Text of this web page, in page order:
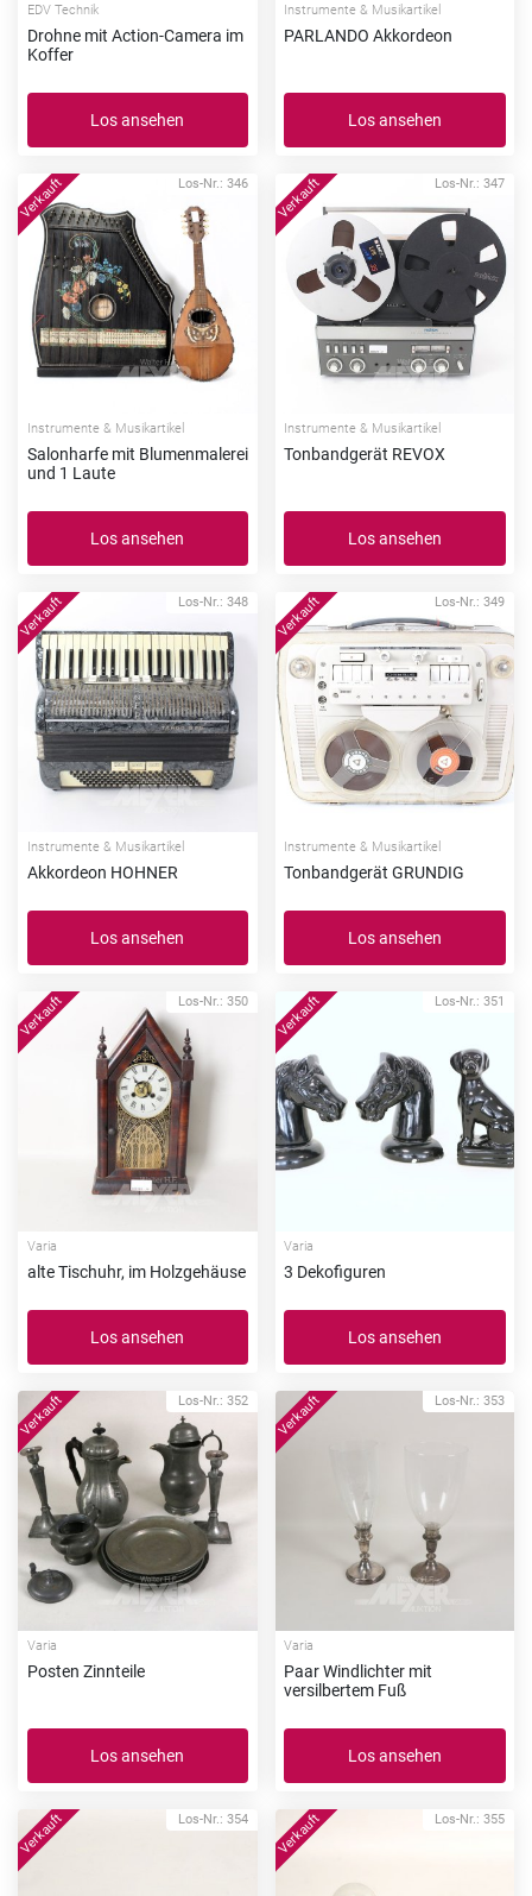
EDV Technik
Drohne mit Action-Camera im
Koffer
Los ansehen
Instrumente & Musikartikel
PARLANDO Akkordeon
Los ansehen
Los-Nr.: 346
Instrumente & Musikartikel
Salonharfe mit Blumenmalerei
und 1 Laute
Los ansehen
Los-Nr.: 347
Instrumente & Musikartikel
Tonbandgerät REVOX
Los ansehen
Los-Nr.: 348
Instrumente & Musikartikel
Akkordeon HOHNER
Los ansehen
Los-Nr.: 349
Instrumente & Musikartikel
Tonbandgerät GRUNDIG
Los ansehen
Los-Nr.: 350
Varia
alte Tischuhr, im Holzgehäuse
Los ansehen
Los-Nr.: 351
Varia
3 Dekofiguren
Los ansehen
Los-Nr.: 352
Varia
Posten Zinnteile
Los ansehen
Los-Nr.: 353
Varia
Paar Windlichter mit
versilbertem Fuß
Los ansehen
Los-Nr.: 354 Los-Nr.: 355